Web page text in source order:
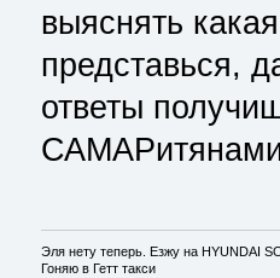
выяснять
представься,
ответы
Эля нету теперь. Езжу на HYUNDAI
Гоняю в Гетт такси